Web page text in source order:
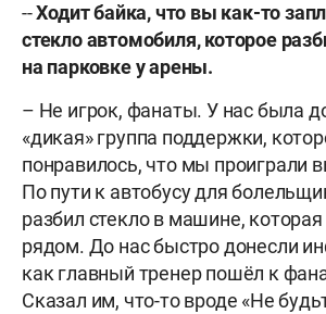
--Ходит байка, что вы как-то
стекло автомобиля, которое
на парковке у арены.
– Не игрок, фанаты. У нас была
«дикая» группа поддержки,
понравилось, что мы проиграли
По пути к автобусу для
разбил стекло в машине, которая
рядом. До нас быстро донесли
как главный тренер пошёл к
Сказал им, что-то вроде «Не